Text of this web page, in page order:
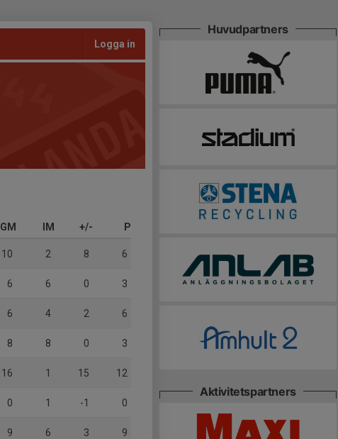
Logga in
GM IM +/- P
10 2 8 6
6 6 0 3
6 4 2 6
8 8 0 3
16 1 15 12
0 1 -1 0
9 6 3 9
Huvudpartners
Aktivitetspartners